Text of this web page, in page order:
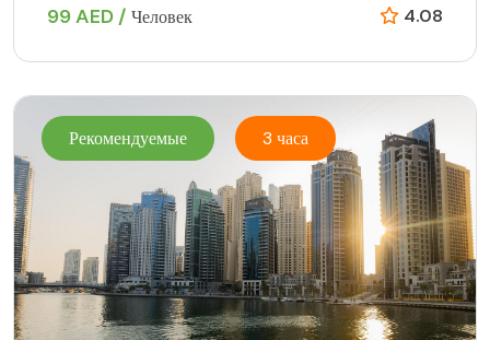
99 AED / Человек 4.08
Рекомендуемые 3 часа